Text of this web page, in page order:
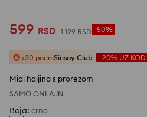
599 RSD 1 199 RSD -50%
+30 poeniSinsay Club -20% UZ KOD
Midi haljina s prorezom
SAMO ONLAJN
Boja: crno